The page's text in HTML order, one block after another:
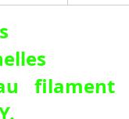
filament